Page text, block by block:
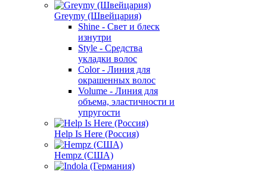
Greymy (Швейцария)
Shine - Свет и блеск
изнутри
Style - Средства
укладки волос
Color - Линия для
окрашенных волос
Volume - Линия для
объема, эластичности и
упругости
Help Is Here (Россия)
Hempz (США)